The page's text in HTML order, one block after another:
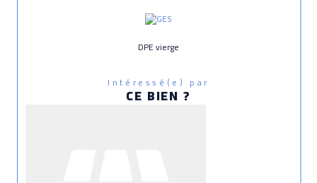
DPE vierge
Intéressé(e) par
CE BIEN ?